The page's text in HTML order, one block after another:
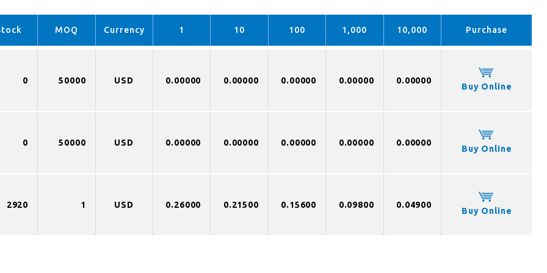
MOQ Currency 1 10 100 1,000 10,000 Purchase
0 50000 USD 0.00000 0.00000 0.00000 0.00000 0.00000
Buy Online
0 50000 USD 0.00000 0.00000 0.00000 0.00000 0.00000
Buy Online
2920 1 USD 0.26000 0.21500 0.15600 0.09800 0.04900
Buy Online